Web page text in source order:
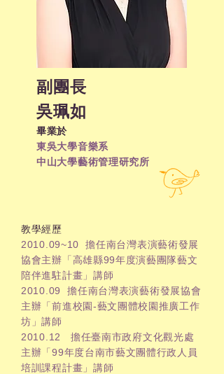
副團長
吳珮如
​畢業於
東吳大學音樂系
中山大學藝術管理研究所
教學經歷
2010.09~10 擔任南台灣表演藝術發展
協會主辦「高雄縣99年度演藝團隊藝文
陪伴進駐計畫」講師
2010.09 擔任南台灣表演藝術發展協會
主辦「前進校園-藝文團體校園推廣工作
坊」講師
2010.12 擔任臺南市政府文化觀光處
主辦「99年度台南市藝文團體行政人員
培訓課程計畫」講師